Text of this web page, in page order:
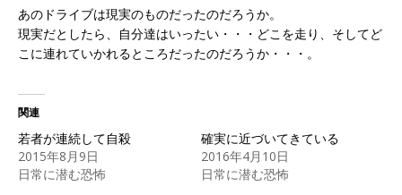
あのドライブは現実のものだったのだろうか。
現実だとしたら、自分達はいったい・・・どこを走り、そしてど
こに連れていかれるところだったのだろうか・・・。
関連
若者が連続して自殺
2015年8月9日
日常に潜む恐怖
確実に近づいてきている
2016年4月10日
日常に潜む恐怖